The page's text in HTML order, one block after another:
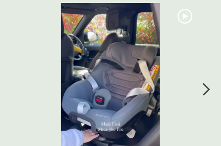
Carousel with product photos. Use the previous and next